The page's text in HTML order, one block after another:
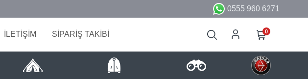
0555 960 6271
İLETİŞİM SİPARİŞ TAKİBİ 0